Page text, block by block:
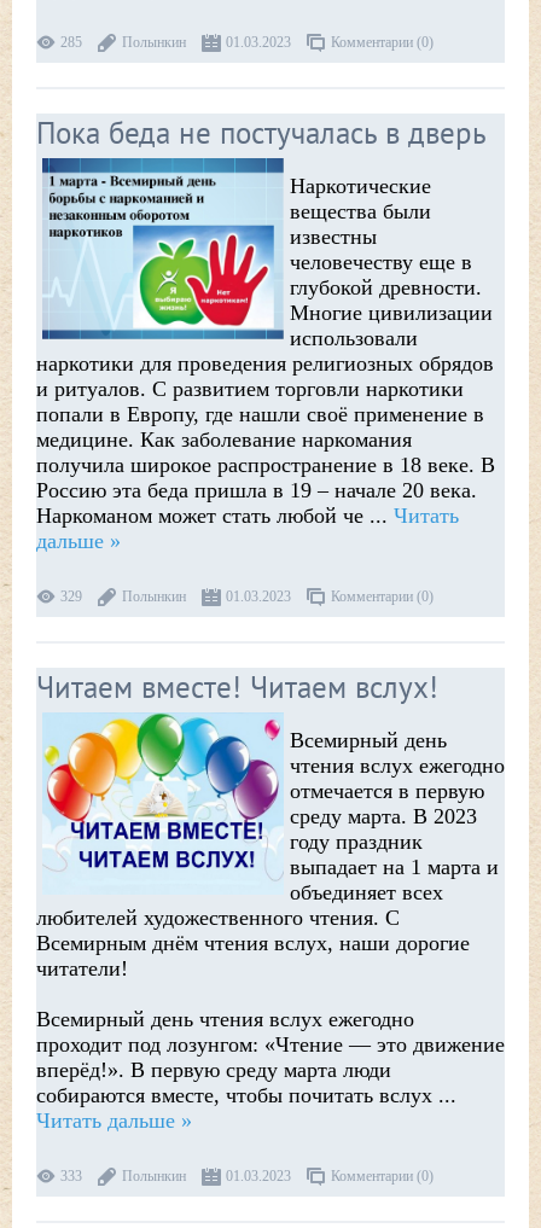
285 Полынкин 01.03.2023 Комментарии (0)
Пока беда не постучалась в дверь
Наркотические
вещества были
известны
человечеству еще в
глубокой древности.
Многие цивилизации
использовали
наркотики для проведения религиозных обрядов
и ритуалов. С развитием торговли наркотики
попали в Европу, где нашли своё применение в
медицине. Как заболевание наркомания
получила широкое распространение в 18 веке. В
Россию эта беда пришла в 19 – начале 20 века.
Наркоманом может стать любой че ... Читать
дальше »
329 Полынкин 01.03.2023 Комментарии (0)
Читаем вместе! Читаем вслух!
Всемирный день
чтения вслух ежегодно
отмечается в первую
среду марта. В 2023
году праздник
выпадает на 1 марта и
объединяет всех
любителей художественного чтения. С
Всемирным днём чтения вслух, наши дорогие
читатели!
Всемирный день чтения вслух ежегодно
проходит под лозунгом: «Чтение — это движение
вперёд!». В первую среду марта люди
собираются вместе, чтобы почитать вслух ...
Читать дальше »
333 Полынкин 01.03.2023 Комментарии (0)